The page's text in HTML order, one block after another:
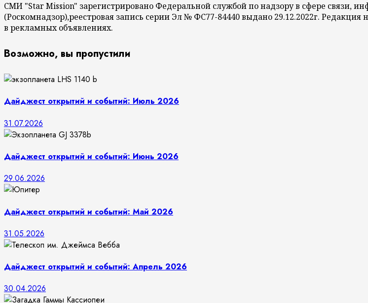
СМИ "Star Mission" зарегистрировано Федеральной службой по надзору в сфере связи,
(Роскомнадзор),реестровая запись серии Эл № ФС77-84440 выдано 29.12.2022г.
в рекламных объявлениях.
Возможно, вы пропустили
Дайджест открытий и событий: Июль 2026
31.07.2026
Дайджест открытий и событий: Июнь 2026
29.06.2026
Дайджест открытий и событий: Май 2026
31.05.2026
Дайджест открытий и событий: Апрель 2026
30.04.2026